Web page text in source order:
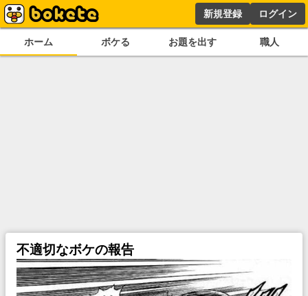
新規登録 ログイン
ホーム ボケる お題を出す 職人
不適切なボケの報告